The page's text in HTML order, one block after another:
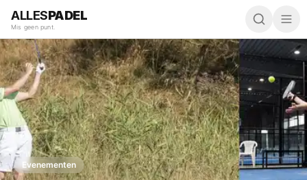
ALLESPADEL
Mis geen punt.
Evenementen